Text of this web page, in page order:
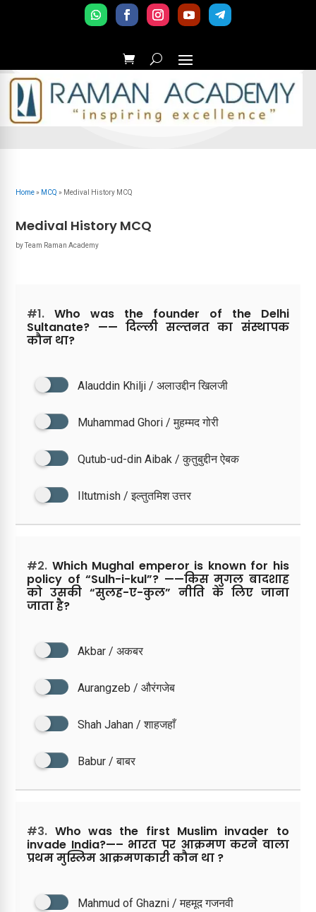
Home» MCQ » Medival History MCQ
Medival History MCQ
byTeam Raman Academy
#1. Who was the founder of the Delhi
Sultanate? —— दिल्ली सल्तनत का संस्थापक
कौन था?
Alauddin Khilji / अलाउद्दीन खिलजी
Muhammad Ghori / मुहम्मद गोरी
Qutub-ud-din Aibak / कुतुबुद्दीन ऐबक
Iltutmish / इल्तुतमिश उत्तर
#2. Which Mughal emperor is known for his
policy of “Sulh-i-kul”? ——किस मुगल बादशाह
को उसकी “सुलह-ए-कुल” नीति के लिए जाना
जाता है?
Akbar / अकबर
Aurangzeb / औरंगजेब
Shah Jahan / शाहजहाँ
Babur / बाबर
#3. Who was the first Muslim invader to
invade India?—– भारत पर आक्रमण करने वाला
प्रथम मुस्लिम आक्रमणकारी कौन था ?
Mahmud of Ghazni / महमूद गजनवी